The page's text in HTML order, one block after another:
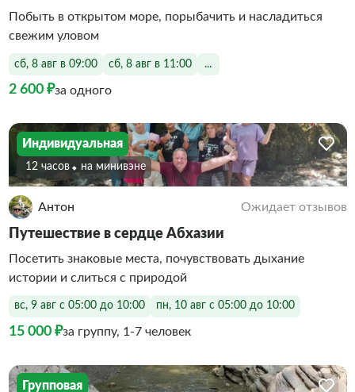
Побыть в открытом море, порыбачить и насладиться
свежим уловом
сб, 8 авг в 09:00 сб, 8 авг в 11:00 ...
2 600 ₽за одного
Индивидуальная
12 часов На минивэне
Антон Ожидает отзывов
Путешествие в сердце Абхазии
Посетить знаковые места, почувствовать дыхание
истории и слиться с природой
вс, 9 авг с 05:00 до 10:00 пн, 10 авг с 05:00 до 10:00
15 000 ₽за группу, 1-7 человек
Групповая